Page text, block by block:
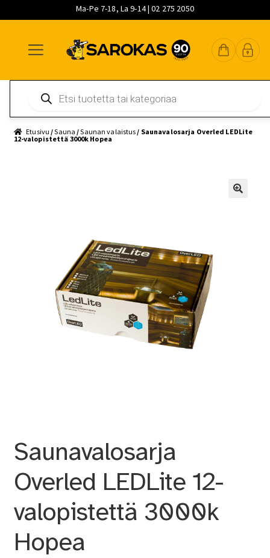
Ma-Pe 7-18, La 9-14 | 02 275 2050
navigointiin
sisältöön
pääsisältöön
search
Etusivu /Sauna /Saunan valaistus / Saunavalosarja Overled LEDLite
12-valopistettä 3000k Hopea
Saunavalosarja
Overled LEDLite 12-
valopistettä 3000k
Hopea